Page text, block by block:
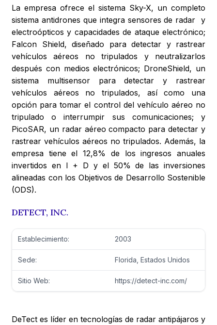
La empresa ofrece el sistema Sky-X, un completo
sistema antidrones que integra sensores de radar y
electroópticos y capacidades de ataque electrónico;
Falcon Shield, diseñado para detectar y rastrear
vehículos aéreos no tripulados y neutralizarlos
después con medios electrónicos; DroneShield, un
sistema multisensor para detectar y rastrear
vehículos aéreos no tripulados, así como una
opción para tomar el control del vehículo aéreo no
tripulado o interrumpir sus comunicaciones; y
PicoSAR, un radar aéreo compacto para detectar y
rastrear vehículos aéreos no tripulados. Además, la
empresa tiene el 12,8% de los ingresos anuales
invertidos en I + D y el 50% de las inversiones
alineadas con los Objetivos de Desarrollo Sostenible
(ODS).
DETECT, INC.
Establecimiento: 2003
Sede: Florida, Estados Unidos
Sitio Web: https://detect-inc.com/
DeTect es líder en tecnologías de radar antipájaros y